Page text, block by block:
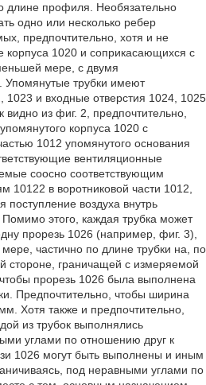
длине профиля. Необязательно
одно или несколько ребер
предпочтительно, хотя и не
корпуса 1020 и соприкасающихся с
мере, с двумя
Упомянутые трубки имеют
1023 и входные отверстия 1024, 1025
из фиг. 2, предпочтительно,
корпуса 1020 с
1012 упомянутого основания
вентиляционные
соосно соответствующим
10122 в воротниковой части 1012,
поступление воздуха внутрь
этого, каждая трубка может
прорезь 1026 (например, фиг. 3),
частично по длине трубки на, по
стороне, граничащей с измеряемой
прорезь 1026 была выполнена
Предпочтительно, чтобы ширина
Хотя также и предпочтительно,
из трубок выполнялись
углами по отношению друг к
1026 могут быть выполнены и иным
под неравными углами по